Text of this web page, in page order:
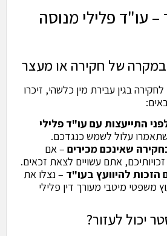
– עו"ד פלילי מנוסה
של חקירה או מעצר
בגין עבירת מין כלשהי, זיכרו
התייעצות עם עו"ד פלילי
עלול לשמש כנגדכם.
שאינכם מכירים – אם
אתם עשויים לצאת זכאים.
הזכות להיוועץ בעו"ד – נצלו את
משפטי מיטבי מעורך דין פלילי
יכול לעזור?